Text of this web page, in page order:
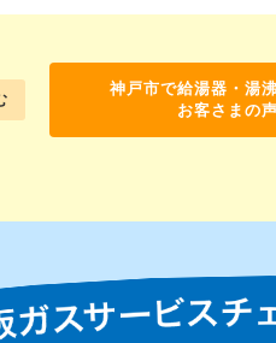
神戸市で給湯器・湯
お客さまの